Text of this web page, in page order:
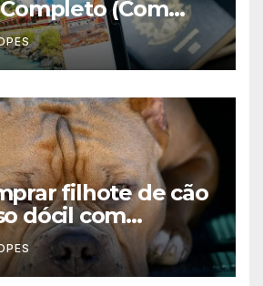
(Com
Intercâmbio
filhote de cão
dócil com
2026 (Escolha